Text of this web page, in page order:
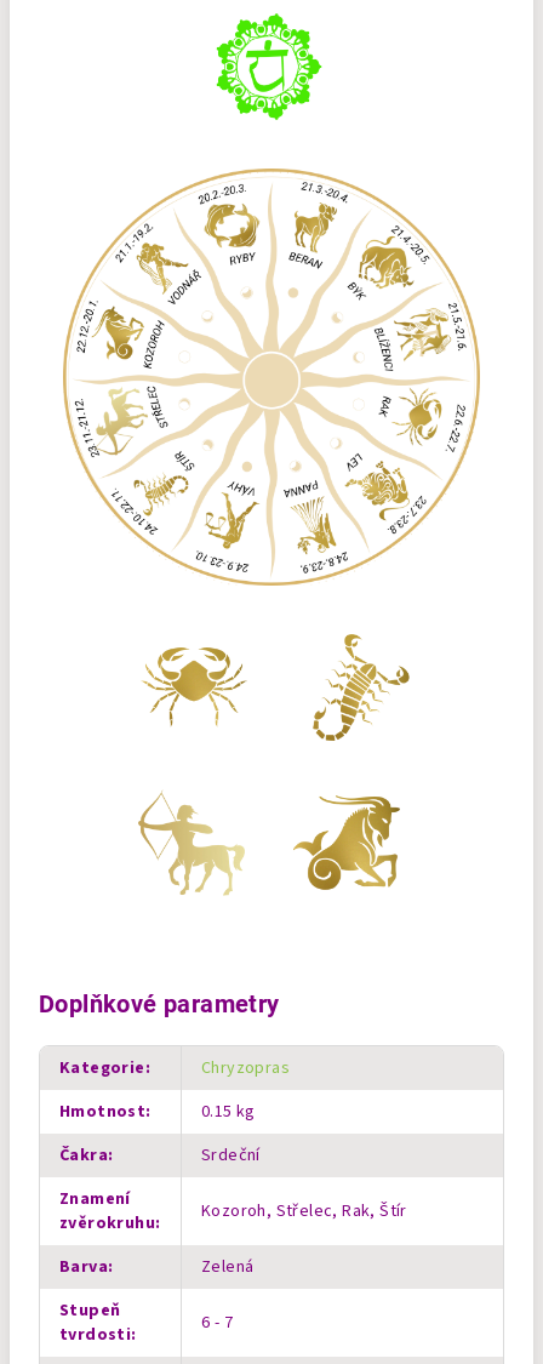
Doplňkové parametry
Kategorie:
Chryzopras
Hmotnost:
0.15 kg
Čakra:
Srdeční
Znamení
zvěrokruhu: Kozoroh, Střelec, Rak, Štír
Barva:
Zelená
Stupeň
tvrdosti: 6 - 7